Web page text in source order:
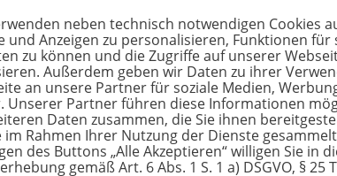
GeographieschulbuchDiercke
Store verfügbar:Zur Vorschau
Sie sich auch einenkostenlosen Auszug
Geographieschulbuch zu machen.
neben technisch notwendigen Cookies
und Anzeigen zu personalisieren, Funktionen für
zu können und die Zugriffe auf unserer
Außerdem geben wir Daten zu ihrer
an unsere Partner für soziale Medien,
Unserer Partner führen diese Informationen
Daten zusammen, die Sie ihnen
im Rahmen Ihrer Nutzung der Dienste
des Buttons „Alle Akzeptieren“ willigen Sie in
gemäß Art. 6 Abs. 1 S. 1 a) DSGVO, § 25